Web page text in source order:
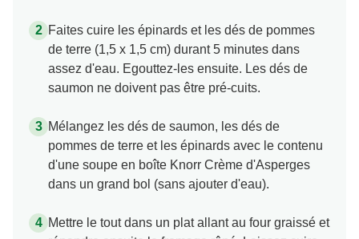
Faites cuire les épinards et les dés de pommes
de terre (1,5 x 1,5 cm) durant 5 minutes dans
assez d'eau. Egouttez-les ensuite. Les dés de
saumon ne doivent pas être pré-cuits.
Mélangez les dés de saumon, les dés de
pommes de terre et les épinards avec le contenu
d'une soupe en boîte Knorr Crème d'Asperges
dans un grand bol (sans ajouter d'eau).
Mettre le tout dans un plat allant au four graissé et